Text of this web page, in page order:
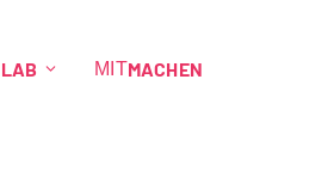
LAB MITMACHEN